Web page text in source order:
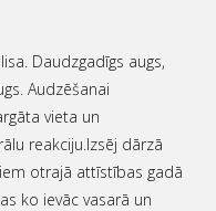
Daudzgadīgs augs,
Audzēšanai
vieta un
reakciju.Izsēj dārzā
otrajā attīstības gadā
ko ievāc vasarā un